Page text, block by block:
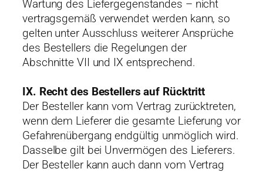
Wartung des Liefergegenstandes – nicht
vertragsgemäß verwendet werden kann, so
gelten unter Ausschluss weiterer Ansprüche
des Bestellers die Regelungen der
Abschnitte VII und IX entsprechend.
IX. Recht des Bestellers auf Rücktritt
Der Besteller kann vom Vertrag zurücktreten,
wenn dem Lieferer die gesamte Lieferung vor
Gefahrenübergang endgültig unmöglich wird.
Dasselbe gilt bei Unvermögen des Lieferers.
Der Besteller kann auch dann vom Vertrag